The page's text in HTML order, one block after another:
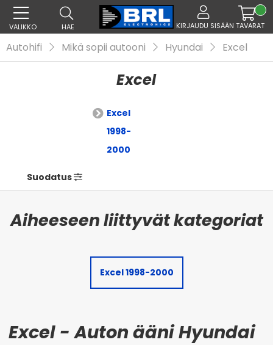
VALIKKO HAE KIRJAUDU SISÄÄN TAVARAT
Autohifi Mikä sopii autooni Hyundai Excel
Excel
Excel
1998-
2000
Suodatus
Excel 1998-2000
Excel - Auton ääni Hyundai